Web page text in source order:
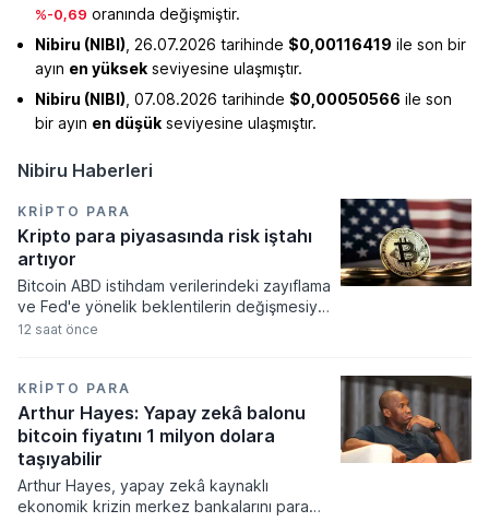
%-0,69 oranında değişmiştir.
Nibiru (NIBI) , 26.07.2026 tarihinde $0,00116419 ile son bir
ayın en yüksek seviyesine ulaşmıştır.
Nibiru (NIBI) , 07.08.2026 tarihinde $0,00050566 ile son
bir ayın en düşük seviyesine ulaşmıştır.
Nibiru Haberleri
KRIPTO PARA
Kripto para piyasasında risk iştahı
artıyor
Bitcoin ABD istihdam verilerindeki zayıflama
ve Fed'e yönelik beklentilerin değişmesiyle
haftayı yükselişle kapattı. Kripto para
açıklanacak enflasyon rakamlarına ve
küresel gelişmelere çevrildi.
12 saat önce
KRIPTO PARA
Arthur Hayes: Yapay zekâ balonu
bitcoin fiyatını 1 milyon dolara
taşıyabilir
Arthur Hayes, yapay zekâ kaynaklı
ekonomik krizin merkez bankalarını para